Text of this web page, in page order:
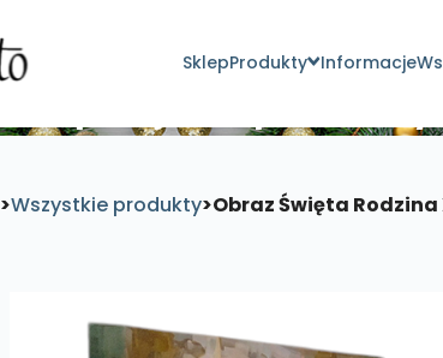
SklepProdukty Informacje
>Wszystkie produkty>Obraz Święta Rodzina